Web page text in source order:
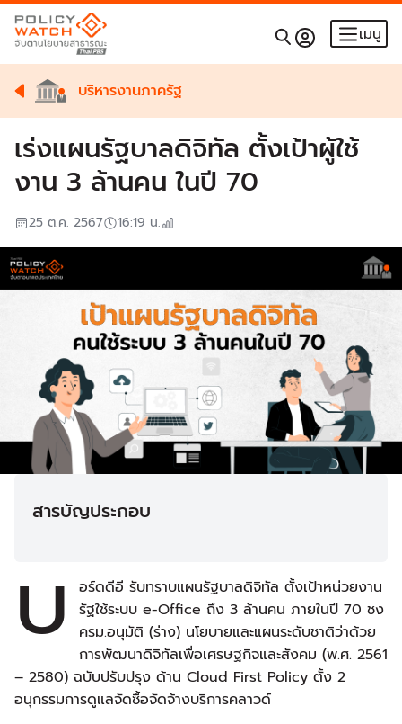
เมนู
บริหารงานภาครัฐ
เร่งแผนรัฐบาลดิจิทัล ตั้งเป้าผู้ใช้
งาน 3 ล้านคน ในปี 70
25 ต.ค. 2567 16:19 น.
สารบัญประกอบ
บ
อร์ดดีอี รับทราบแผนรัฐบาลดิจิทัล ตั้งเป้าหน่วยงาน
รัฐใช้ระบบ e-Office ถึง 3 ล้านคน ภายในปี 70 ชง
ครม.อนุมัติ (ร่าง) นโยบายและแผนระดับชาติว่าด้วย
การพัฒนาดิจิทัลเพื่อเศรษฐกิจและสังคม (พ.ศ. 2561
– 2580) ฉบับปรับปรุง ด้าน Cloud First Policy ตั้ง 2
อนุกรรมการดูแลจัดซื้อจัดจ้างบริการคลาวด์